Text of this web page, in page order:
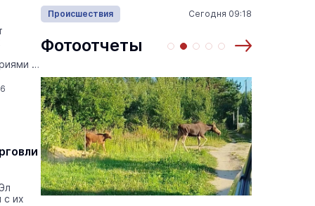
8 августа
Выставка «… И птичка вылетает II»
Музеи 8 августа
и
с их
Происшествия Сегодня 09:18
Фотоотчеты